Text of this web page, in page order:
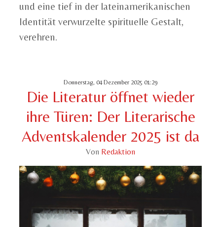
und eine tief in der lateinamerikanischen
Identität verwurzelte spirituelle Gestalt,
verehren.
Donnerstag, 04 Dezember 2025 01:29
Die Literatur öffnet wieder
ihre Türen: Der Literarische
Adventskalender 2025 ist da
Von Redaktion